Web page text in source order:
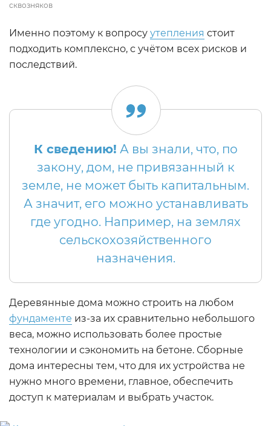
сквозняков
Именно поэтому к вопросу утепления стоит
подходить комплексно, с учётом всех рисков и
последствий.
К сведению! А вы знали, что, по
закону, дом, не привязанный к
земле, не может быть капитальным.
А значит, его можно устанавливать
где угодно. Например, на землях
сельскохозяйственного
назначения.
Деревянные дома можно строить на любом
фундаменте из-за их сравнительно небольшого
веса, можно использовать более простые
технологии и сэкономить на бетоне. Сборные
дома интересны тем, что для их устройства не
нужно много времени, главное, обеспечить
доступ к материалам и выбрать участок.